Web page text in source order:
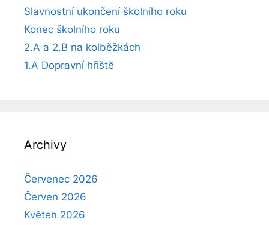
Slavnostní ukončení školního roku
Konec školního roku
2.A a 2.B na kolběžkách
1.A Dopravní hřiště
Archivy
Červenec 2026
Červen 2026
Květen 2026